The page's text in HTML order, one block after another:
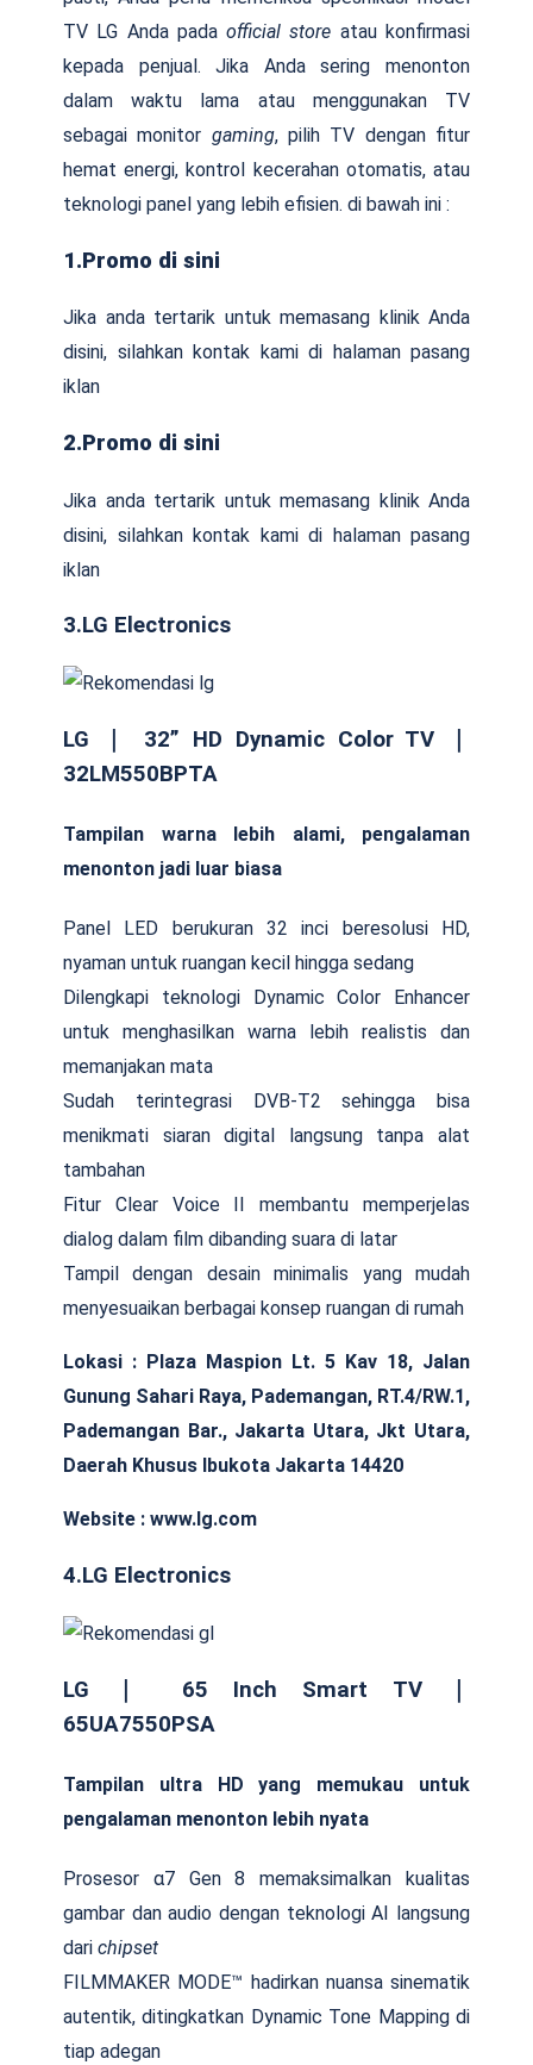
TV LG Anda padaofficial store atau konfirmasi
kepada penjual. Jika Anda sering menonton
dalam waktu lama atau menggunakan TV
sebagai monitor gaming, pilih TV dengan fitur
hemat energi, kontrol kecerahan otomatis, atau
teknologi panel yang lebih efisien. di bawah ini :
1.Promo di sini
Jika anda tertarik untuk memasang klinik Anda
disini, silahkan kontak kami di halaman pasang
iklan
2.Promo di sini
Jika anda tertarik untuk memasang klinik Anda
disini, silahkan kontak kami di halaman pasang
iklan
3.LG Electronics
LG ｜ 32” HD Dynamic Color TV ｜
32LM550BPTA
Tampilan warna lebih alami, pengalaman
menonton jadi luar biasa
Panel LED berukuran 32 inci beresolusi HD,
nyaman untuk ruangan kecil hingga sedang
Dilengkapi teknologi Dynamic Color Enhancer
untuk menghasilkan warna lebih realistis dan
memanjakan mata
Sudah terintegrasi DVB-T2 sehingga bisa
menikmati siaran digital langsung tanpa alat
tambahan
Fitur Clear Voice II membantu memperjelas
dialog dalam film dibanding suara di latar
Tampil dengan desain minimalis yang mudah
menyesuaikan berbagai konsep ruangan di rumah
Lokasi : Plaza Maspion Lt. 5 Kav 18, Jalan
Gunung Sahari Raya, Pademangan, RT.4/RW.1,
Pademangan Bar., Jakarta Utara, Jkt Utara,
Daerah Khusus Ibukota Jakarta 14420
Website : www.lg.com
4.LG Electronics
LG ｜ 65 Inch Smart TV ｜
65UA7550PSA
Tampilan ultra HD yang memukau untuk
pengalaman menonton lebih nyata
Prosesor α7 Gen 8 memaksimalkan kualitas
gambar dan audio dengan teknologi AI langsung
dari chipset
FILMMAKER MODE™ hadirkan nuansa sinematik
autentik, ditingkatkan Dynamic Tone Mapping di
tiap adegan